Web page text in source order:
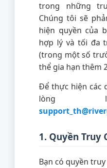
trong những
Chúng tôi sẽ
hiện quyền của
hợp lý và tối đa
(trong một số
thể gia hạn thêm
Để thực hiện các
lòng
1. Quyền Truy
Bạn có quyền